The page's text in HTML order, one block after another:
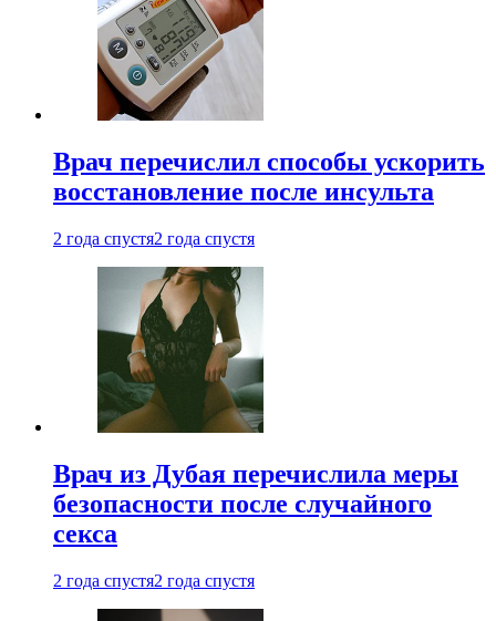
Врач перечислил способы ускорить
восстановление после инсульта
2 года спустя2 года спустя
Врач из Дубая перечислила меры
безопасности после случайного
секса
2 года спустя2 года спустя